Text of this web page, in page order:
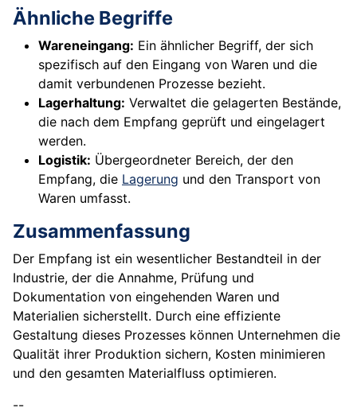
Ähnliche Begriffe
Wareneingang: Ein ähnlicher Begriff, der sich
spezifisch auf den Eingang von Waren und die
damit verbundenen Prozesse bezieht.
Lagerhaltung: Verwaltet die gelagerten Bestände,
die nach dem Empfang geprüft und eingelagert
werden.
Logistik: Übergeordneter Bereich, der den
Empfang, die Lagerung und den Transport von
Waren umfasst.
Zusammenfassung
Der Empfang ist ein wesentlicher Bestandteil in der
Industrie, der die Annahme, Prüfung und
Dokumentation von eingehenden Waren und
Materialien sicherstellt. Durch eine effiziente
Gestaltung dieses Prozesses können Unternehmen die
Qualität ihrer Produktion sichern, Kosten minimieren
und den gesamten Materialfluss optimieren.
--